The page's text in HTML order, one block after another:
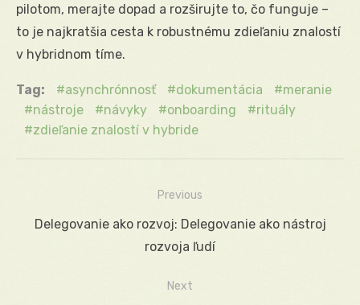
pilotom, merajte dopad a rozširujte to, čo funguje –
to je najkratšia cesta k robustnému zdieľaniu znalostí
v hybridnom tíme.
Tag: asynchrónnosť dokumentácia
meranie
nástroje
návyky onboarding
rituály
zdieľanie znalostí v hybride
Navigácia
Previous
Previous
Delegovanie ako rozvoj: Delegovanie ako nástroj
rozvoja ľudí
Next